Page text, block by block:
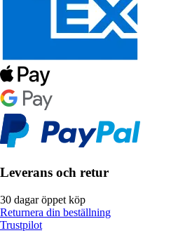
Leverans och retur
30 dagar öppet köp
Returnera din beställning
Trustpilot